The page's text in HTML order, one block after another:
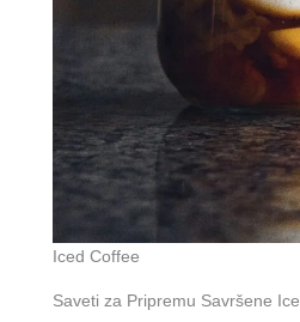
Iced Coffee
Saveti za Pripremu Savršene